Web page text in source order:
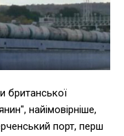
британської
найімовірніше,
порт, перш